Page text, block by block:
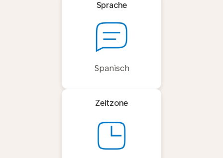
Sprache
Spanisch
Zeitzone